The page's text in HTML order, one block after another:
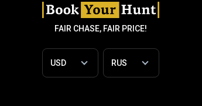
FAIR CHASE, FAIR PRICE!